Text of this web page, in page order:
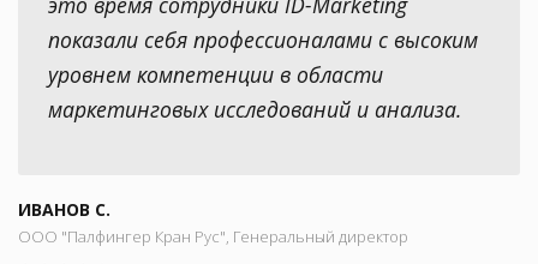
показали себя профессионалами с высоким
уровнем компетенции в области
маркетинговых исследований и анализа.
ИВАНОВ С.
ООО "Палфингер Кран Рус", Генеральный директор